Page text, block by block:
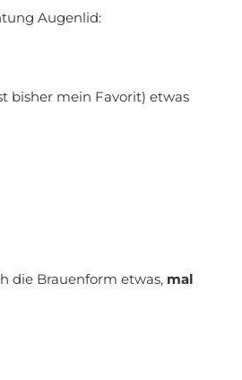
Augenlid:
bisher mein Favorit) etwas
die Brauenform etwas, mal